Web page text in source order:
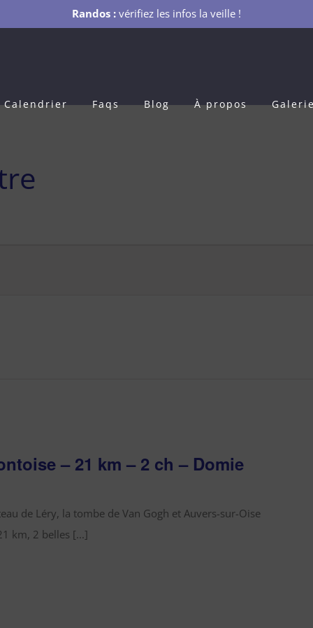
Randos : vérifiez les infos la veille !
Calendrier Faqs Blog À propos
– 21 km – 2 ch – Domie
de Léry, la tombe de Van Gogh et Auvers-sur-Oise
km, 2 belles [...]